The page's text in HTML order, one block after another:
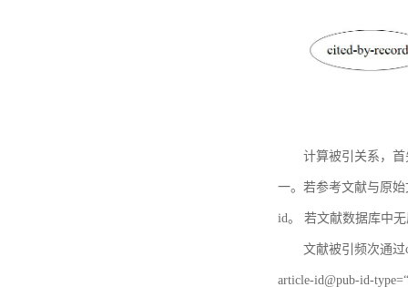
计算被引关系，
一。若参考文献与原
id。 若文献数据库中
文献被引频次通
article-id@pub-id-